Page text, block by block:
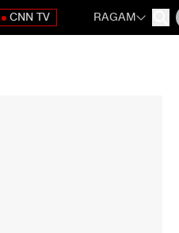
CNN TV RAGAM